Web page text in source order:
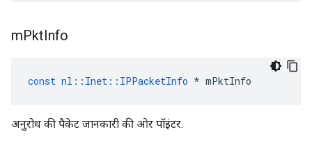
mPktInfo
const nl :: Inet :: IPPacketInfo * mPktInfo
अनुरोध की पैकेट जानकारी की ओर पॉइंटर.